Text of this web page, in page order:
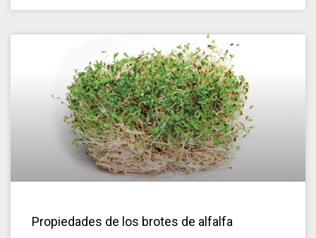
Propiedades de los brotes de alfalfa